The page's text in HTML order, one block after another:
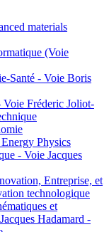
materials
(Voie
Santé - Voie Boris
Fréderic Joliot-
Physics
- Voie Jacques
Entreprise, et
technologique
et
Hadamard -